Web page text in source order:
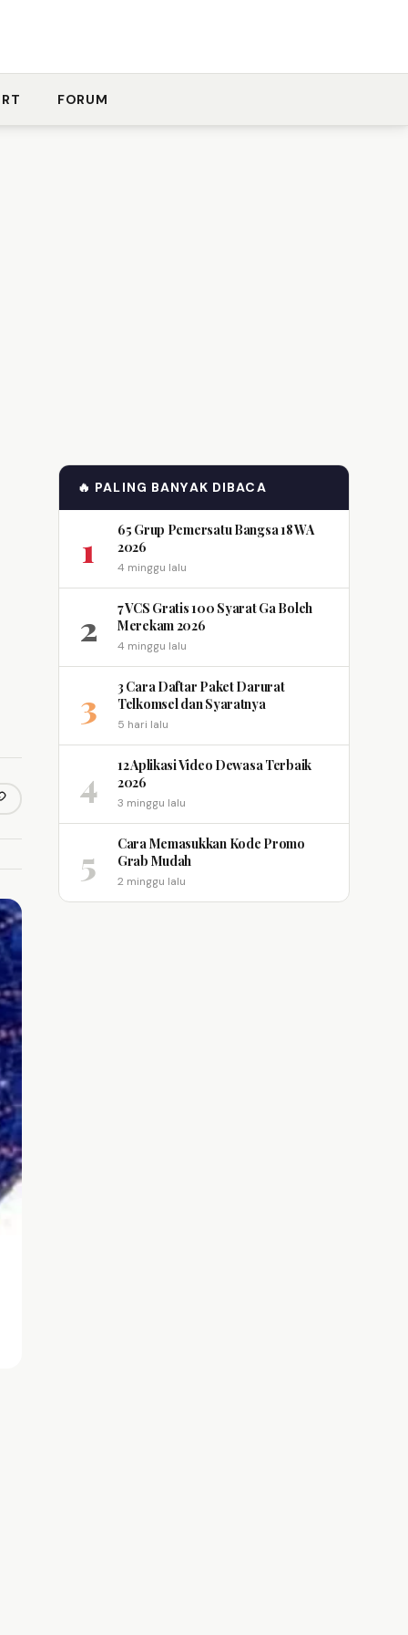
FORUM
link
🔥 PALING BANYAK DIBACA
1
65 Grup Pemersatu Bangsa 18 WA
2026
4 minggu lalu
2
7 VCS Gratis 100 Syarat Ga Boleh
Merekam 2026
4 minggu lalu
3
3 Cara Daftar Paket Darurat
Telkomsel dan Syaratnya
5 hari lalu
4
12 Aplikasi Video Dewasa Terbaik
2026
3 minggu lalu
5
Cara Memasukkan Kode Promo
Grab Mudah
2 minggu lalu